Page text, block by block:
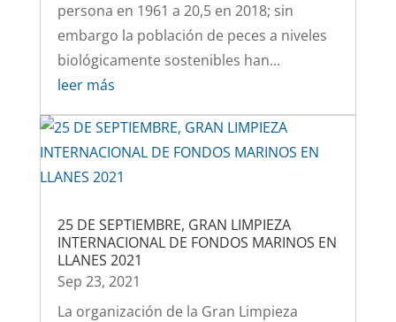
persona en 1961 a 20,5 en 2018; sin
embargo la población de peces a niveles
biológicamente sostenibles han...
leer más
25 DE SEPTIEMBRE, GRAN LIMPIEZA
INTERNACIONAL DE FONDOS MARINOS EN
LLANES 2021
Sep 23, 2021
La organización de la Gran Limpieza